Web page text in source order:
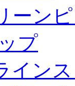
ーン
プ
イン